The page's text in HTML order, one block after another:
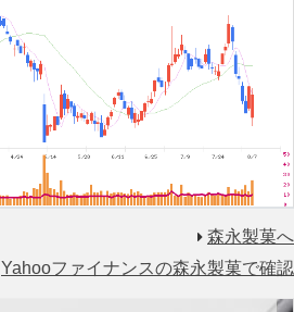
森永製菓へ
Yahooファイナンスの森永製菓で確認